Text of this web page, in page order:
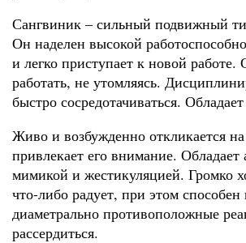
Сангвиник – сильный подвижный
Он наделен высокой
и легко приступает к новой работе.
работать, не утомляясь.
быстро сосредотачиваться.
Живо и возбужденно откликается
привлекает его внимание. Обладает
мимикой и жестикуляцией. Громко
что-либо радует, при этом способен
диаметрально противоположные
рассердиться.